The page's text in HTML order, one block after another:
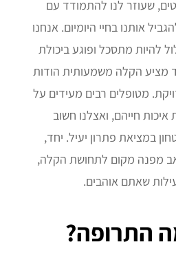
שעוזר לנו להתמודד עם
אותנו בחיי היומיום. אנחנו
מתסכל ופוגע ביכולת
מציע הקלה משמעותית הודות
מטופלים רבים מעידים על
חייהם, ואצלנו חשוב
במציאת פתרון יעיל. יחד,
מפנה מקום לתחושת הקלה,
שאתם אוהבים.
התרופה?